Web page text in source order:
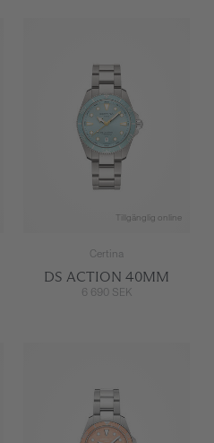
Tillgänglig online
Certina
DS ACTION 40MM
6 690 SEK